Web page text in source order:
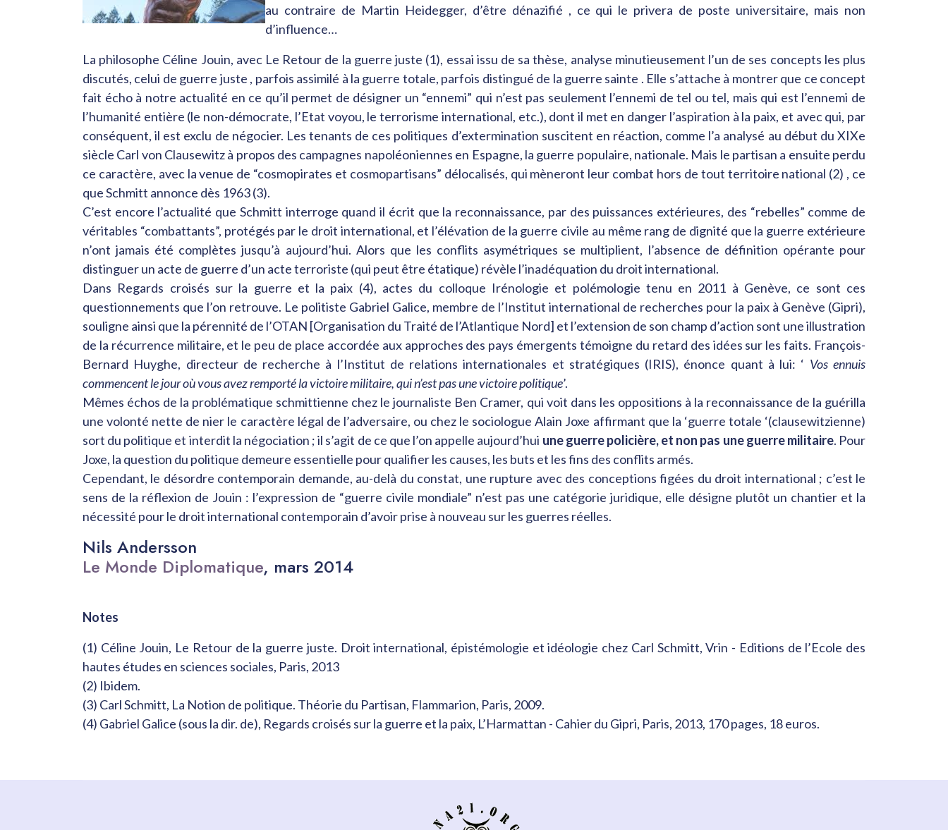
au contraire de Martin Heidegger, d’être dénazifié , ce qui le privera de poste universitaire, mais non
d’influence…
La philosophe Céline Jouin, avec Le Retour de la guerre juste (1), essai issu de sa thèse, analyse minutieusement l’un de ses concepts les plus
discutés, celui de guerre juste , parfois assimilé à la guerre totale, parfois distingué de la guerre sainte . Elle s’attache à montrer que ce concept
fait écho à notre actualité en ce qu’il permet de désigner un “ennemi” qui n’est pas seulement l’ennemi de tel ou tel, mais qui est l’ennemi de
l’humanité entière (le non-démocrate, l’Etat voyou, le terrorisme international, etc.), dont il met en danger l’aspiration à la paix, et avec qui, par
conséquent, il est exclu de négocier. Les tenants de ces politiques d’extermination suscitent en réaction, comme l’a analysé au début du XIXe
siècle Carl von Clausewitz à propos des campagnes napoléoniennes en Espagne, la guerre populaire, nationale. Mais le partisan a ensuite perdu
ce caractère, avec la venue de “cosmopirates et cosmopartisans” délocalisés, qui mèneront leur combat hors de tout territoire national (2) , ce
que Schmitt annonce dès 1963 (3).
C’est encore l’actualité que Schmitt interroge quand il écrit que la reconnaissance, par des puissances extérieures, des “rebelles” comme de
véritables “combattants”, protégés par le droit international, et l’élévation de la guerre civile au même rang de dignité que la guerre extérieure
n’ont jamais été complètes jusqu’à aujourd’hui. Alors que les conflits asymétriques se multiplient, l’absence de définition opérante pour
distinguer un acte de guerre d’un acte terroriste (qui peut être étatique) révèle l’inadéquation du droit international.
Dans Regards croisés sur la guerre et la paix (4), actes du colloque Irénologie et polémologie tenu en 2011 à Genève, ce sont ces
questionnements que l’on retrouve. Le politiste Gabriel Galice, membre de l’Institut international de recherches pour la paix à Genève (Gipri),
souligne ainsi que la pérennité de l’OTAN [Organisation du Traité de l’Atlantique Nord] et l’extension de son champ d’action sont une illustration
de la récurrence militaire, et le peu de place accordée aux approches des pays émergents témoigne du retard des idées sur les faits. François-
Bernard Huyghe, directeur de recherche à l’Institut de relations internationales et stratégiques (IRIS), énonce quant à lui: ‘ Vos ennuis
commencent le jour où vous avez remporté la victoire militaire, qui n’est pas une victoire politique’.
Mêmes échos de la problématique schmittienne chez le journaliste Ben Cramer, qui voit dans les oppositions à la reconnaissance de la guérilla
une volonté nette de nier le caractère légal de l’adversaire, ou chez le sociologue Alain Joxe affirmant que la ‘guerre totale ‘(clausewitzienne)
sort du politique et interdit la négociation ; il s’agit de ce que l’on appelle aujourd’hui une guerre policière, et non pas une guerre militaire. Pour
Joxe, la question du politique demeure essentielle pour qualifier les causes, les buts et les fins des conflits armés.
Cependant, le désordre contemporain demande, au-delà du constat, une rupture avec des conceptions figées du droit international ; c’est le
sens de la réflexion de Jouin : l’expression de “guerre civile mondiale” n’est pas une catégorie juridique, elle désigne plutôt un chantier et la
nécessité pour le droit international contemporain d’avoir prise à nouveau sur les guerres réelles.
Nils Andersson
Le Monde Diplomatique, mars 2014
Notes
(1) Céline Jouin, Le Retour de la guerre juste. Droit international, épistémologie et idéologie chez Carl Schmitt, Vrin - Editions de l’Ecole des
hautes études en sciences sociales, Paris, 2013
(2) Ibidem.
(3) Carl Schmitt, La Notion de politique. Théorie du Partisan, Flammarion, Paris, 2009.
(4) Gabriel Galice (sous la dir. de), Regards croisés sur la guerre et la paix, L’Harmattan - Cahier du Gipri, Paris, 2013, 170 pages, 18 euros.